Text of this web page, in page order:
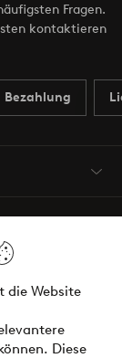
die Website
Diese
Fragen.
kontaktieren
Bezahlung